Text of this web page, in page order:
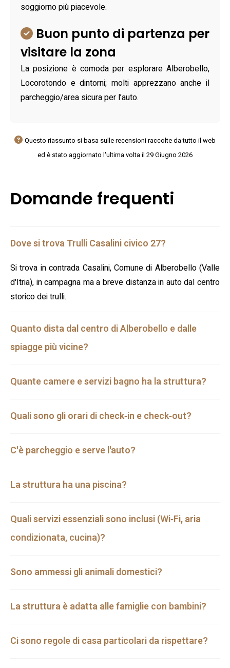
soggiorno più piacevole.
Buon punto di partenza per
visitare la zona
La posizione è comoda per esplorare Alberobello,
Locorotondo e dintorni; molti apprezzano anche il
parcheggio/area sicura per l’auto.
Questo riassunto si basa sulle recensioni raccolte da tutto il web
ed è stato aggiornato l'ultima volta il 29 Giugno 2026
Domande frequenti
Dove si trova Trulli Casalini civico 27?
Si trova in contrada Casalini, Comune di Alberobello (Valle
d'Itria), in campagna ma a breve distanza in auto dal centro
storico dei trulli.
Quanto dista dal centro di Alberobello e dalle
spiagge più vicine?
Quante camere e servizi bagno ha la struttura?
Quali sono gli orari di check‑in e check‑out?
C'è parcheggio e serve l'auto?
La struttura ha una piscina?
Quali servizi essenziali sono inclusi (Wi‑Fi, aria
condizionata, cucina)?
Sono ammessi gli animali domestici?
La struttura è adatta alle famiglie con bambini?
Ci sono regole di casa particolari da rispettare?